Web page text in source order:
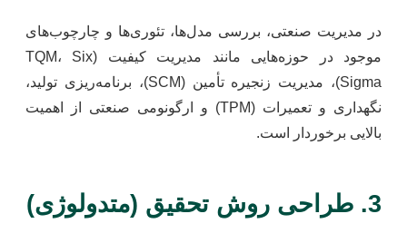
در مدیریت صنعتی، بررسی مدل‌ها، تئوری‌ها و چارچوب‌های
موجود در حوزه‌هایی مانند مدیریت کیفیت (TQM، Six
Sigma)، مدیریت زنجیره تأمین (SCM)، برنامه‌ریزی تولید،
نگهداری و تعمیرات (TPM) و ارگونومی صنعتی از اهمیت
بالایی برخوردار است.
3. طراحی روش تحقیق (متدولوژی)